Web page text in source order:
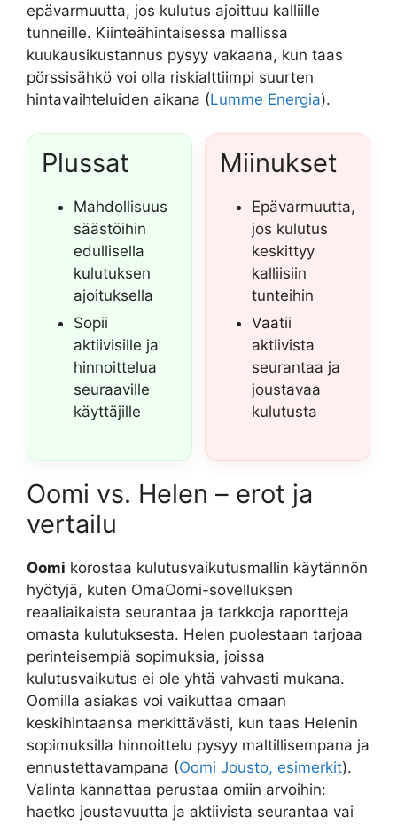
epävarmuutta, jos kulutus ajoittuu kalliille
tunneille. Kiinteähintaisessa mallissa
kuukausikustannus pysyy vakaana, kun taas
pörssisähkö voi olla riskialttiimpi suurten
hintavaihteluiden aikana (Lumme Energia).
Plussat
Mahdollisuus
säästöihin
edullisella
kulutuksen
ajoituksella
Sopii
aktiivisille ja
hinnoittelua
seuraaville
käyttäjille
Miinukset
Epävarmuutta,
jos kulutus
keskittyy
kalliisiin
tunteihin
Vaatii
aktiivista
seurantaa ja
joustavaa
kulutusta
Oomi vs. Helen – erot ja
vertailu
Oomi korostaa kulutusvaikutusmallin käytännön
hyötyjä, kuten OmaOomi-sovelluksen
reaaliaikaista seurantaa ja tarkkoja raportteja
omasta kulutuksesta. Helen puolestaan tarjoaa
perinteisempiä sopimuksia, joissa
kulutusvaikutus ei ole yhtä vahvasti mukana.
Oomilla asiakas voi vaikuttaa omaan
keskihintaansa merkittävästi, kun taas Helenin
sopimuksilla hinnoittelu pysyy maltillisempana ja
ennustettavampana (Oomi Jousto, esimerkit).
Valinta kannattaa perustaa omiin arvoihin:
haetko joustavuutta ja aktiivista seurantaa vai